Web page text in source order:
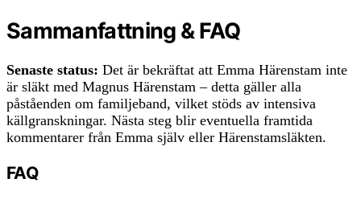
Sammanfattning & FAQ
Senaste status: Det är bekräftat att Emma Härenstam inte
är släkt med Magnus Härenstam – detta gäller alla
påståenden om familjeband, vilket stöds av intensiva
källgranskningar. Nästa steg blir eventuella framtida
kommentarer från Emma själv eller Härenstamsläkten.
FAQ